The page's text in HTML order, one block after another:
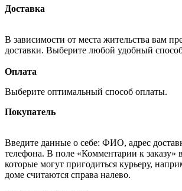
Доставка
В зависимости от места жительства вам
доставки. Выберите любой удобный
Оплата
Выберите оптимальный способ оплаты.
Покупатель
Введите данные о себе: ФИО, адрес
телефона. В поле «Комментарии к заказу»
которые могут пригодиться курьеру,
доме считаются справа налево.